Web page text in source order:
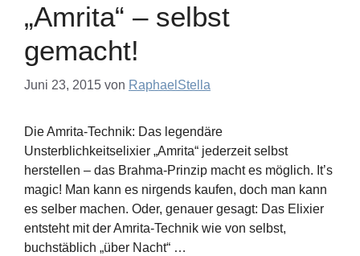
„Amrita“ – selbst
gemacht!
Juni 23, 2015 von RaphaelStella
Die Amrita-Technik: Das legendäre
Unsterblichkeitselixier „Amrita“ jederzeit selbst
herstellen – das Brahma-Prinzip macht es möglich. It’s
magic! Man kann es nirgends kaufen, doch man kann
es selber machen. Oder, genauer gesagt: Das Elixier
entsteht mit der Amrita-Technik wie von selbst,
buchstäblich „über Nacht“ …